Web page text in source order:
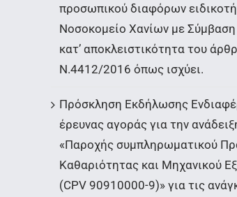
προσωπικού διαφόρων
Νοσοκομείο Χανίων με Σύμβαση
κατ’ αποκλειστικότητα του
Ν.4412/2016 όπως ισχύει.
Πρόσκληση Εκδήλωσης
έρευνας αγοράς για την
«Παροχής συμπληρωματικού
Καθαριότητας και Μηχανικού
(CPV 90910000-9)» για τις